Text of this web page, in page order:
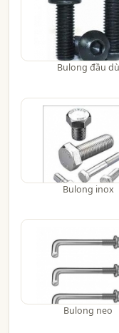
Bulong đầu dù
Bulong inox
Bulong neo